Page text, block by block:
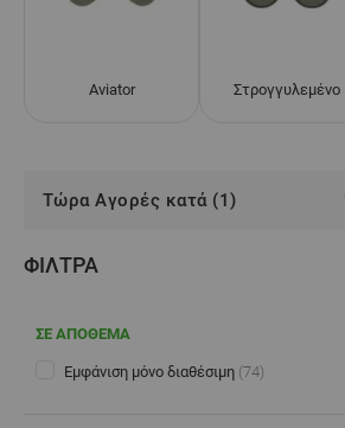
Aviator Στρογγυλεμένο
Τώρα Αγορές κατά (1)
ΦΊΛΤΡΑ
ΣΕ ΑΠΟΘΕΜΑ
Εμφάνιση μόνο διαθέσιμη (74)